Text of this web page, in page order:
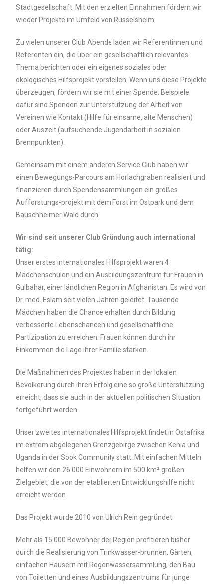
Stadtgesellschaft. Mit den erzielten Einnahmen fördern wir
wieder Projekte im Umfeld von Rüsselsheim.
Zu vielen unserer Club Abende laden wir Referentinnen und
Referenten ein, die über ein gesellschaftlich relevantes
Thema berichten oder ein eigenes soziales oder
ökologisches Hilfsprojekt vorstellen. Wenn uns diese Projekte
überzeugen, fördern wir sie mit einer Spende. Beispiele
dafür sind Spenden zur Unterstützung der Arbeit von
Vereinen wie Kontakt (Hilfe für einsame, alte Menschen)
oder Auszeit (aufsuchende Jugendarbeit in sozialen
Brennpunkten).
Gemeinsam mit einem anderen Service Club haben wir
einen Bewegungs-Parcours am Horlachgraben realisiert und
finanzieren durch Spendensammlungen ein großes
Aufforstungs-projekt mit dem Forst im Ostpark und dem
Bauschheimer Wald durch.
Wir sind seit unserer Club Gründung auch international
tätig:
Unser erstes internationales Hilfsprojekt waren 4
Mädchenschulen und ein Ausbildungszentrum für Frauen in
Gulbahar, einer ländlichen Region in Afghanistan. Es wird von
Dr. med. Eslam seit vielen Jahren geleitet. Tausende
Mädchen haben die Chance erhalten durch Bildung
verbesserte Lebenschancen und gesellschaftliche
Partizipation zu erreichen. Frauen können durch ihr
Einkommen die Lage ihrer Familie stärken.
Die Maßnahmen des Projektes haben in der lokalen
Bevölkerung durch ihren Erfolg eine so große Unterstützung
erreicht, dass sie auch in der aktuellen politischen Situation
fortgeführt werden.
Unser zweites internationales Hilfsprojekt findet in Ostafrika
im extrem abgelegenen Grenzgebirge zwischen Kenia und
Uganda in der Sook Community statt. Mit einfachen Mitteln
helfen wir den 26.000 Einwohnern im 500 km² großen
Zielgebiet, die von der etablierten Entwicklungshilfe nicht
erreicht werden.
Das Projekt wurde 2010 von Ulrich Rein gegründet.
Mehr als 15.000 Bewohner der Region profitieren bisher
durch die Realisierung von Trinkwasser-brunnen, Gärten,
einfachen Häusern mit Regenwassersammlung, den Bau
von Toiletten und eines Ausbildungszentrums für junge